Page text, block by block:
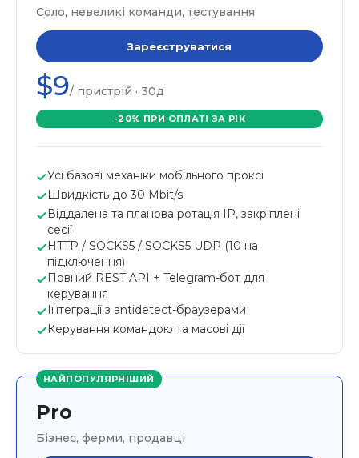
Соло, невеликі команди, тестування
Зареєструватися
$9/ пристрій · 30д
-20% ПРИ ОПЛАТІ ЗА РІК
Усі базові механіки мобільного проксі
Швидкість до 30 Mbit/s
Віддалена та планова ротація IP, закріплені
сесії
HTTP / SOCKS5 / SOCKS5 UDP (10 на
підключення)
Повний REST API + Telegram-бот для
керування
Інтеграції з antidetect-браузерами
Керування командою та масові дії
НАЙПОПУЛЯРНІШИЙ
Pro
Бізнес, ферми, продавці